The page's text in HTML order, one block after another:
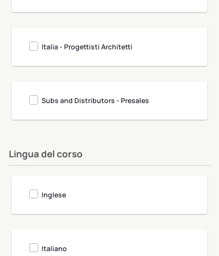
Italia - Progettisti Architetti
Subs and Distributors - Presales
Lingua del corso
Inglese
Italiano